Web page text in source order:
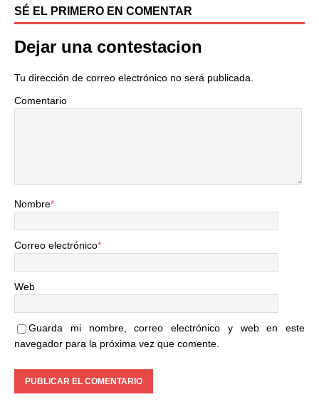
SÉ EL PRIMERO EN COMENTAR
Dejar una contestacion
Tu dirección de correo electrónico no será publicada.
Comentario
Nombre*
Correo electrónico*
Web
Guarda mi nombre, correo electrónico y web en este
navegador para la próxima vez que comente.